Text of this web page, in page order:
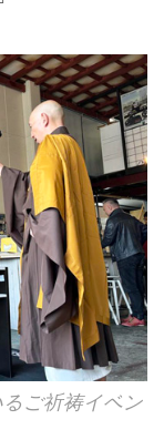
ご祈祷イベン